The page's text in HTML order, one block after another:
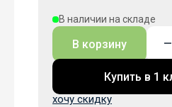
В наличии на складе
В корзину
Купить в 1
хочу скидку